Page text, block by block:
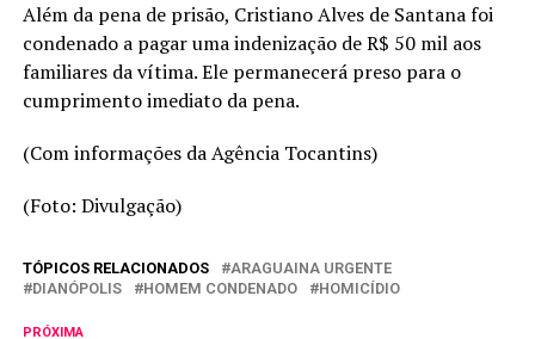
Além da pena de prisão, Cristiano Alves de Santana foi
condenado a pagar uma indenização de R$ 50 mil aos
familiares da vítima. Ele permanecerá preso para o
cumprimento imediato da pena.
(Com informações da Agência Tocantins)
(Foto: Divulgação)
TÓPICOS RELACIONADOS
ARAGUAINA URGENTE
DIANÓPOLIS
HOMEM CONDENADO HOMICÍDIO
PRÓXIMA